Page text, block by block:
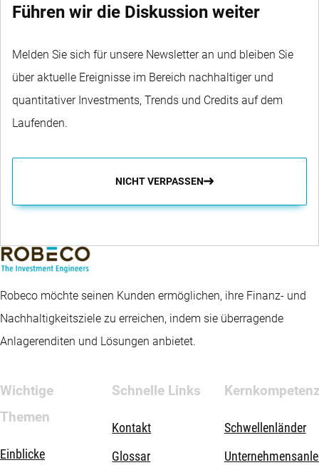
Führen wir die Diskussion weiter
Melden Sie sich für unsere Newsletter an und bleiben Sie
über aktuelle Ereignisse im Bereich nachhaltiger und
quantitativer Investments, Trends und Credits auf dem
Laufenden.
NICHT VERPASSEN
Robeco möchte seinen Kunden ermöglichen, ihre Finanz- und
Nachhaltigkeitsziele zu erreichen, indem sie überragende
Anlagerenditen und Lösungen anbietet.
Wichtige
Themen
Einblicke
Schnelle Links
Kontakt
Glossar
Schwellenländer